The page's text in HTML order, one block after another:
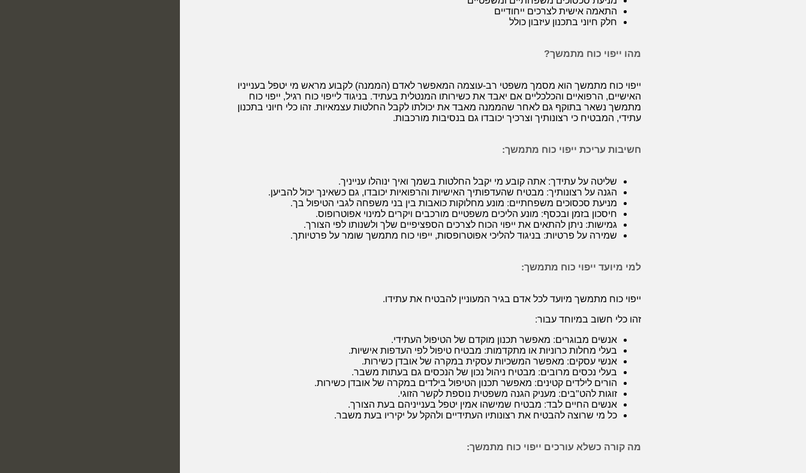
התאמה אישית לצרכים ייחודיים
חלק חיוני בתכנון עיזבון כולל
מהו ייפוי כוח מתמשך?
ייפוי כוח מתמשך הוא מסמך משפטי רב-עוצמה המאפשר לאדם (הממנה) לקבוע מראש מי יטפל בענייניו
האישיים, הרפואיים והכלכליים אם יאבד את כשירותו המנטלית בעתיד. בניגוד לייפוי כוח רגיל, ייפוי כוח
מתמשך נשאר בתוקף גם לאחר שהממנה מאבד את יכולתו לקבל החלטות עצמאיות. זהו כלי חיוני בתכנון
עתידי, המבטיח כי רצונותיך וצרכיך יכובדו גם בנסיבות מורכבות.
חשיבות עריכת ייפוי כוח מתמשך:
שליטה על עתידך: אתה קובע מי יקבל החלטות בשמך ואיך ינוהלו ענייניך.
הגנה על רצונותיך: מבטיח שהעדפותיך האישיות והרפואיות יכובדו, גם כשאינך יכול להביען.
מניעת סכסוכים משפחתיים: מונע מחלוקות כואבות בין בני משפחה לגבי הטיפול בך.
חיסכון בזמן ובכסף: מונע הליכים משפטיים מורכבים ויקרים למינוי אפוטרופוס.
גמישות: ניתן להתאים את ייפוי הכוח לצרכים הספציפיים שלך ולשנותו לפי הצורך.
שמירה על פרטיות: בניגוד להליכי אפוטרופסות, ייפוי כוח מתמשך שומר על פרטיותך.
למי מיועד ייפוי כוח מתמשך:
ייפוי כוח מתמשך מיועד לכל אדם בגיר המעוניין להבטיח את עתידו.
זהו כלי חשוב במיוחד עבור:
אנשים מבוגרים: מאפשר תכנון מוקדם של הטיפול העתידי.
בעלי מחלות כרוניות או מתקדמות: מבטיח טיפול לפי העדפות אישיות.
אנשי עסקים: מאפשר המשכיות עסקית במקרה של אובדן כשירות.
בעלי נכסים מרובים: מבטיח ניהול נכון של הנכסים גם בעתות משבר.
הורים לילדים קטינים: מאפשר תכנון הטיפול בילדים במקרה של אובדן כשירות.
זוגות להט"בים: מעניק הגנה משפטית נוספת לקשר הזוגי.
אנשים החיים לבד: מבטיח שמישהו אמין יטפל בענייניהם בעת הצורך.
כל מי שרוצה להבטיח את רצונותיו העתידיים ולהקל על יקיריו בעת משבר.
מה קורה כשלא עורכים ייפוי כוח מתמשך: